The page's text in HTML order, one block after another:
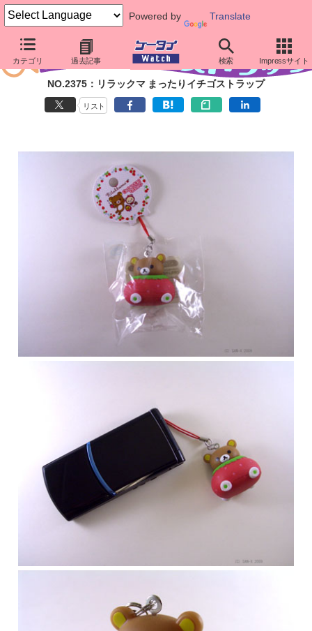
Powered by Translate
カテゴリ 過去記事 検索 Impressサイト
NO.2375：リラックマ まったりイチゴストラップ
リスト